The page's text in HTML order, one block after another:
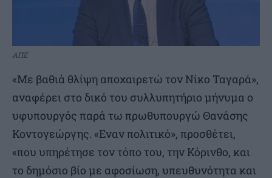
ΑΠΕ
«Με βαθιά θλίψη αποχαιρετώ τον Νίκο Ταγαρά»,
αναφέρει στο δικό του συλλυπητήριο μήνυμα ο
υφυπουργός παρά τω πρωθυπουργώ Θανάσης
Κοντογεώργης. «Εναν πολιτικό», προσθέτει,
«που υπηρέτησε τον τόπο του, την Κόρινθο, και
το δημόσιο βίο με αφοσίωση, υπευθυνότητα και